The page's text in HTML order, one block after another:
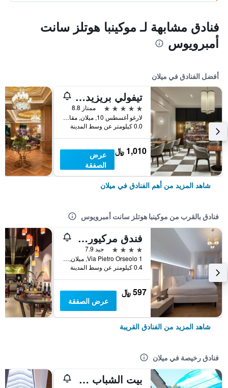
فنادق مشابهة لـ موكينبا هوتلز سانت
أمبرويوس
أفضل الفنادق في ميلان
تيفولي بريزيدنت ميلانو هوتل
5 نجوم
ممتاز 8.8
لارغو أغسطس 10, ميلان, مقاطعة ميلانو, إيطاليا
0.0 كيلومتر عن وسط المدينة
1,010 ﷼
عرض
الصفقة
شاهد المزيد من أهم الفنادق في ميلان
فنادق بالقرب من موكينبا هوتلز سانت أمبرويوس
فندق مركيور ميلانو سولاري
4 نجوم
جيد 7.9
Via Pietro Orseolo 1, ميلان, مقاطعة ميلانو, إيطاليا
0.4 كيلومتر عن وسط المدينة
597 ﷼
عرض الصفقة
شاهد المزيد من الفنادق القريبة
فنادق رخيصة في ميلان
بيت الشباب ستار